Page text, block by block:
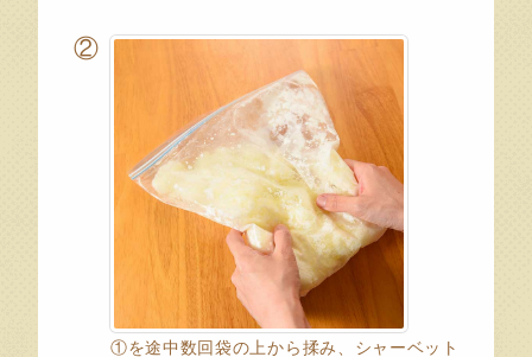
②
①を途中数回袋の上から揉み、シャーベット